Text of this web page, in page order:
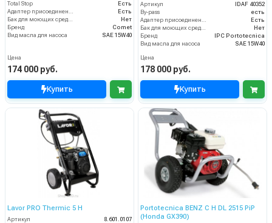
Total Stop
Есть
Адаптер присоединения к шлангу
Есть
Бак для моющих средств
Нет
Бренд
Comet
Вид масла для насоса
SAE 15W40
Цена
174 000 руб.
Купить
Артикул
IDAF 40352
By-pass
есть
Адаптер присоединения к шлангу
Есть
Бак для моющих средств
Нет
Бренд
IPC Portotecnica
Вид масла для насоса
SAE 15W40
Цена
178 000 руб.
Купить
Lavor PRO Thermic 5 H
Артикул
8.601.0107
Portotecnica BENZ C H DL 2515 PiP
(Honda GX390)